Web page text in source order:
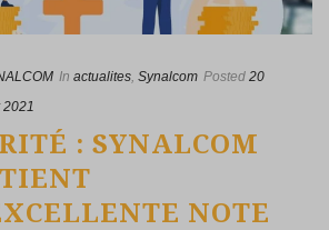
In actualites, Synalcom Posted 20
2021
: SYNALCOM
NOTE